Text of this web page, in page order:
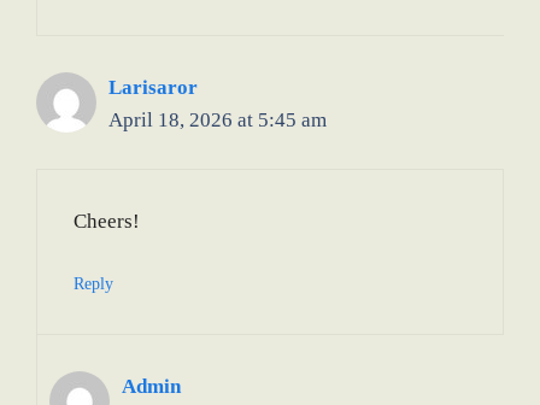
Larisaror
April 18, 2026 at 5:45 am
Cheers!
Reply
Admin